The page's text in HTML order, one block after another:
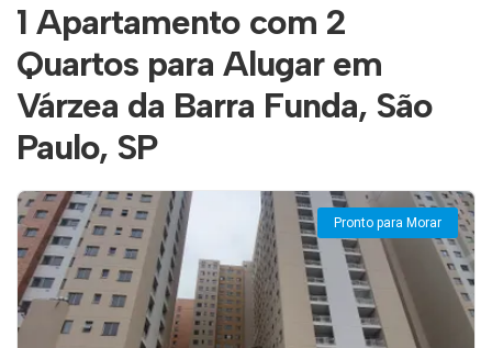
1 Apartamento com 2
Quartos para Alugar em
Várzea da Barra Funda, São
Paulo, SP
Pronto para Morar